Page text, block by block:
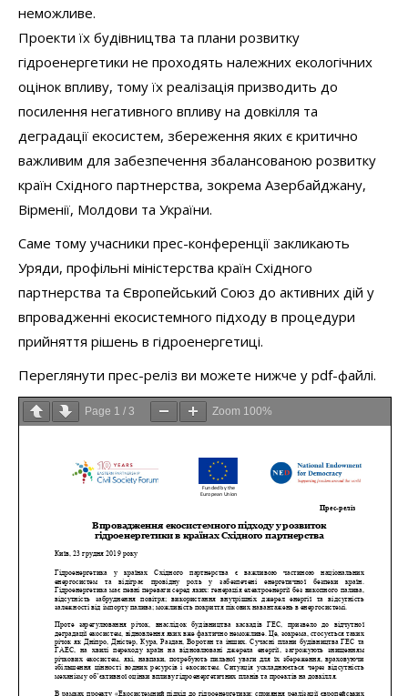
неможливе.
Проекти їх будівництва та плани розвитку
гідроенергетики не проходять належних екологічних
оцінок впливу, тому їх реалізація призводить до
посилення негативного впливу на довкілля та
деградації екосистем, збереження яких є критично
важливим для забезпечення збалансованою розвитку
країн Східного партнерства, зокрема Азербайджану,
Вірменії, Молдови та України.
Саме тому учасники прес-конференції закликають
Уряди, профільні міністерства країн Східного
партнерства та Європейський Союз до активних дій у
впровадженні екосистемного підходу в процедури
прийняття рішень в гідроенергетиці.
Переглянути прес-реліз ви можете нижче у pdf-файлі.
Page 1 / 3 Zoom 100%